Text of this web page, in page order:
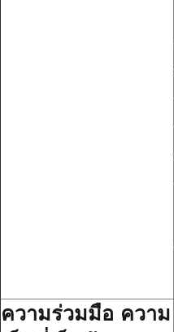
ความร่วมมือ ความ